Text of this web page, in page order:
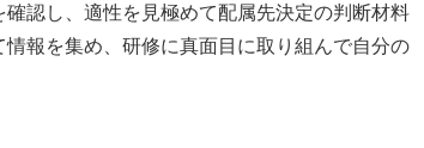
認し、適性を見極めて配属先決定の判断材料
報を集め、研修に真面目に取り組んで自分の